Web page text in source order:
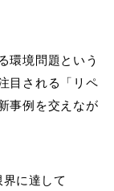
環境問題という
目される「リペ
事例を交えなが
に達して